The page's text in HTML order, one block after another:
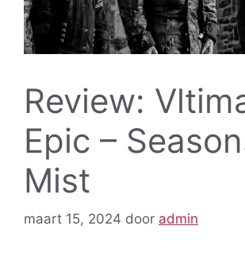
Review:
Epic –
Mist
maart 15, 2024 door admin